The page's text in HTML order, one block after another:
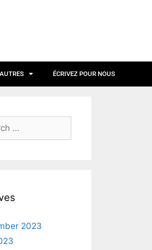
AUTRES ÉCRIVEZ POUR NOUS
2023